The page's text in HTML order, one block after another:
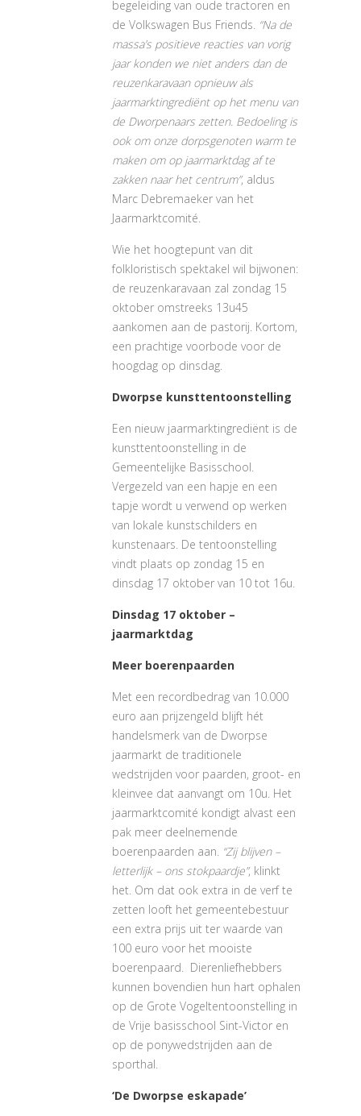
begeleiding van oude tractoren en
de Volkswagen Bus Friends. “Na de
massa’s positieve reacties van vorig
jaar konden we niet anders dan de
reuzenkaravaan opnieuw als
jaarmarktingrediënt op het menu van
de Dworpenaars zetten. Bedoeling is
ook om onze dorpsgenoten warm te
maken om op jaarmarktdag af te
zakken naar het centrum”, aldus
Marc Debremaeker van het
Jaarmarktcomité.
Wie het hoogtepunt van dit
folkloristisch spektakel wil bijwonen:
de reuzenkaravaan zal zondag 15
oktober omstreeks 13u45
aankomen aan de pastorij. Kortom,
een prachtige voorbode voor de
hoogdag op dinsdag.
Dworpse kunsttentoonstelling
Een nieuw jaarmarktingrediënt is de
kunsttentoonstelling in de
Gemeentelijke Basisschool.
Vergezeld van een hapje en een
tapje wordt u verwend op werken
van lokale kunstschilders en
kunstenaars. De tentoonstelling
vindt plaats op zondag 15 en
dinsdag 17 oktober van 10 tot 16u.
Dinsdag 17 oktober –
jaarmarktdag
Meer boerenpaarden
Met een recordbedrag van 10.000
euro aan prijzengeld blijft hét
handelsmerk van de Dworpse
jaarmarkt de traditionele
wedstrijden voor paarden, groot- en
kleinvee dat aanvangt om 10u. Het
jaarmarktcomité kondigt alvast een
pak meer deelnemende
boerenpaarden aan. “Zij blijven –
letterlijk – ons stokpaardje”, klinkt
het. Om dat ook extra in de verf te
zetten looft het gemeentebestuur
een extra prijs uit ter waarde van
100 euro voor het mooiste
boerenpaard. Dierenliefhebbers
kunnen bovendien hun hart ophalen
op de Grote Vogeltentoonstelling in
de Vrije basisschool Sint-Victor en
op de ponywedstrijden aan de
sporthal.
‘De Dworpse eskapade’